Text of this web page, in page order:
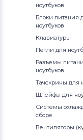
ноутбуков
Блоки питания
ноутбуков
Клавиатуры
Петли для
Разъемы
ноутбуков
Тачскрины для
Шлейфы для
Системы
сборе
Вентиляторы